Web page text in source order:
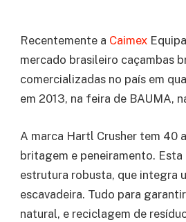
Recentemente a Caimex
mercado brasileiro caçambas
comercializadas no país em
em 2013, na feira de BAUMA,
A marca Hartl Crusher tem 40
britagem e peneiramento.
estrutura robusta, que integra
escavadeira. Tudo para
natural, e reciclagem de